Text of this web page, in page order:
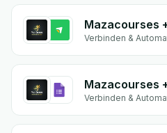
Mazacourses
Verbinden &
Verbinden &